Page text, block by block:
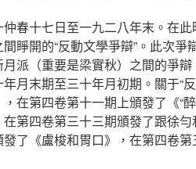
春十七日至一九二八年末。在
睜開的“反動文學爭辯”。此次爭
派（重要是梁實秋）之間的爭
月末期至三十年月初期。關于“
在第四卷第十一期上頒發了《“
第四卷第三十三期頒發了跟徐
了《盧梭和胃口》，在第四卷